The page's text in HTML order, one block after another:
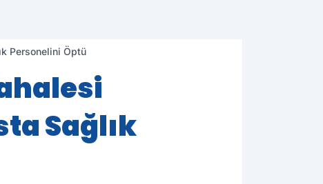
Personelini Öptü
Sağlık